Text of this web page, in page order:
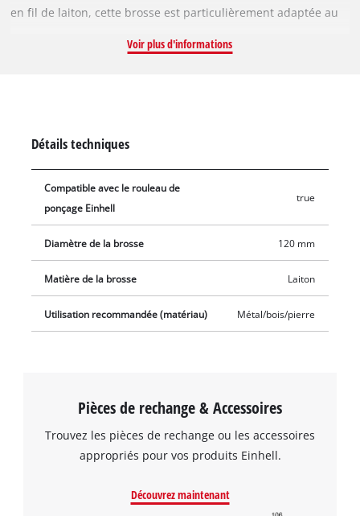
en fil de laiton, cette brosse est particulièrement adaptée au
le bois. Elle permet par exemple de traiter les vieilles poutres
Voir plus d'informations
Détails techniques
Compatible avec le rouleau de
ponçage Einhell
true
Diamètre de la brosse 120 mm
Matière de la brosse Laiton
Utilisation recommandée (matériau) Métal/bois/pierre
Pièces de rechange & Accessoires
Trouvez les pièces de rechange ou les accessoires
appropriés pour vos produits Einhell.
Découvrez maintenant